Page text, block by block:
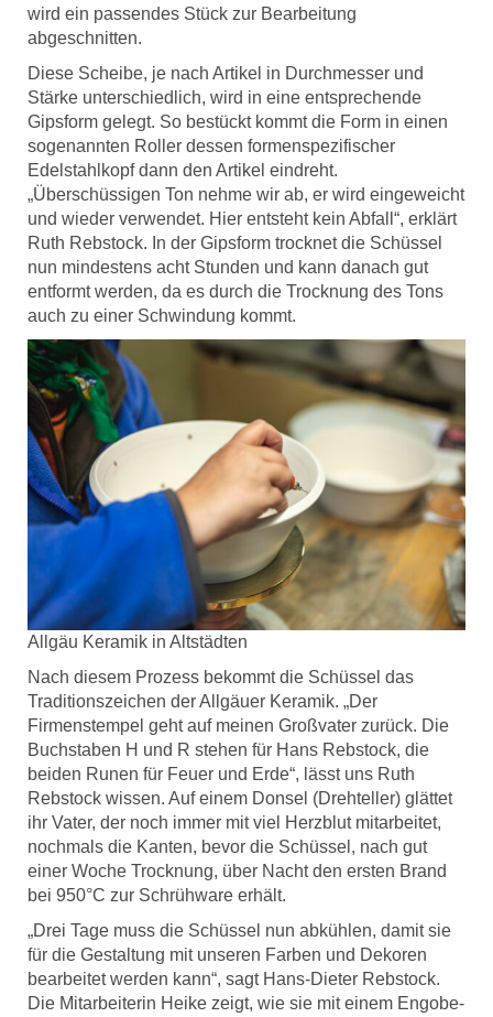
wird ein passendes Stück zur Bearbeitung
abgeschnitten.
Diese Scheibe, je nach Artikel in Durchmesser und
Stärke unterschiedlich, wird in eine entsprechende
Gipsform gelegt. So bestückt kommt die Form in einen
sogenannten Roller dessen formenspezifischer
Edelstahlkopf dann den Artikel eindreht.
„Überschüssigen Ton nehme wir ab, er wird eingeweicht
und wieder verwendet. Hier entsteht kein Abfall“, erklärt
Ruth Rebstock. In der Gipsform trocknet die Schüssel
nun mindestens acht Stunden und kann danach gut
entformt werden, da es durch die Trocknung des Tons
auch zu einer Schwindung kommt.
Allgäu Keramik in Altstädten
Nach diesem Prozess bekommt die Schüssel das
Traditionszeichen der Allgäuer Keramik. „Der
Firmenstempel geht auf meinen Großvater zurück. Die
Buchstaben H und R stehen für Hans Rebstock, die
beiden Runen für Feuer und Erde“, lässt uns Ruth
Rebstock wissen. Auf einem Donsel (Drehteller) glättet
ihr Vater, der noch immer mit viel Herzblut mitarbeitet,
nochmals die Kanten, bevor die Schüssel, nach gut
einer Woche Trocknung, über Nacht den ersten Brand
bei 950°C zur Schrühware erhält.
„Drei Tage muss die Schüssel nun abkühlen, damit sie
für die Gestaltung mit unseren Farben und Dekoren
bearbeitet werden kann“, sagt Hans-Dieter Rebstock.
Die Mitarbeiterin Heike zeigt, wie sie mit einem Engobe-